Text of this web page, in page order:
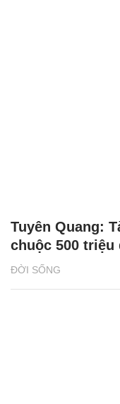
ĐỜI SỐNG
Tuyên Quang:
chuộc 500 triệu